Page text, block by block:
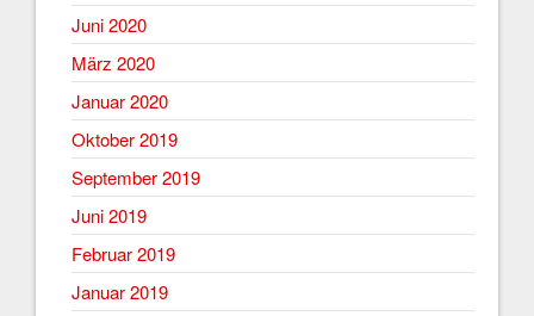
Juni 2020
März 2020
Januar 2020
Oktober 2019
September 2019
Juni 2019
Februar 2019
Januar 2019